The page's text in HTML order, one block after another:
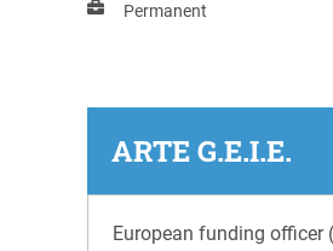
Permanent
ARTE G.E.I.E.
European funding officer